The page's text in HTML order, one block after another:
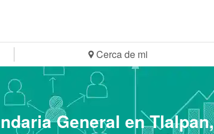
Cerca de mi
General en